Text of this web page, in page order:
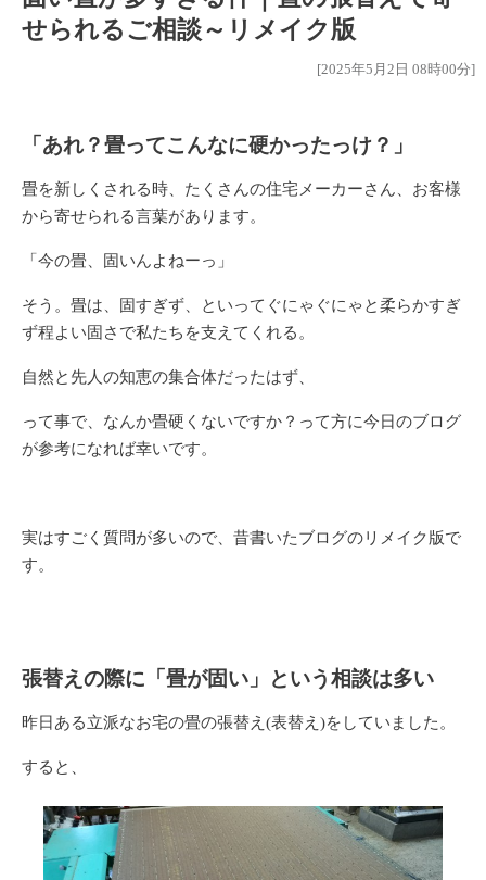
せられるご相談～リメイク版
[2025年5月2日 08時00分]
「あれ？畳ってこんなに硬かったっけ？」
畳を新しくされる時、たくさんの住宅メーカーさん、お客様
から寄せられる言葉があります。
「今の畳、固いんよねーっ」
そう。畳は、固すぎず、といってぐにゃぐにゃと柔らかすぎ
ず程よい固さで私たちを支えてくれる。
自然と先人の知恵の集合体だったはず、
って事で、なんか畳硬くないですか？って方に今日のブログ
が参考になれば幸いです。
実はすごく質問が多いので、昔書いたブログのリメイク版で
す。
張替えの際に「畳が固い」という相談は多い
昨日ある立派なお宅の畳の張替え(表替え)をしていました。
すると、